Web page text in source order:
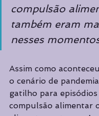
compulsão
também eram
nesses
Assim como
o cenário de
gatilho para episódios
compulsão alimentar